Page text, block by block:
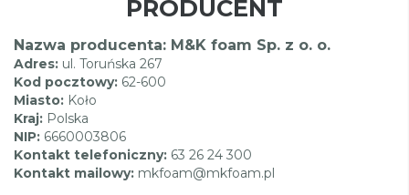
PRODUCENT
Nazwa producenta: M&K foam Sp. z o. o.
Adres: ul. Toruńska 267
Kod pocztowy: 62-600
Miasto: Koło
Kraj: Polska
NIP: 6660003806
Kontakt telefoniczny: 63 26 24 300
Kontakt mailowy: mkfoam@mkfoam.pl